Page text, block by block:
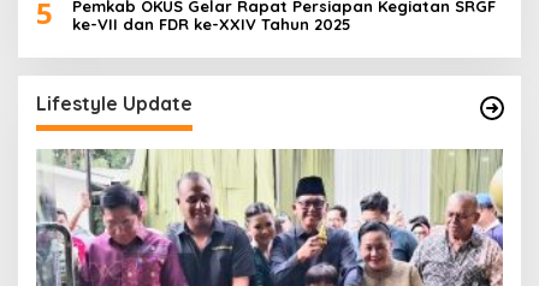
5
Pemkab OKUS Gelar Rapat Persiapan Kegiatan SRGF
ke-VII dan FDR ke-XXIV Tahun 2025
Lifestyle Update